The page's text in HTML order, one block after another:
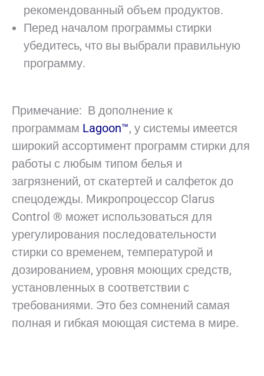
рекомендованный объем продуктов.
Перед началом программы стирки
убедитесь, что вы выбрали правильную
программу.
Примечание: В дополнение к
программам Lagoon™, у системы имеется
широкий ассортимент программ стирки для
работы с любым типом белья и
загрязнений, от скатертей и салфеток до
спецодежды. Микропроцессор Clarus
Control ® может использоваться для
урегулирования последовательности
стирки со временем, температурой и
дозированием, уровня моющих средств,
установленных в соответствии с
требованиями. Это без сомнений самая
полная и гибкая моющая система в мире.